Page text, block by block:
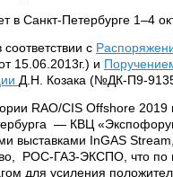
в Санкт-Петербурге 1–4
с
15.06.2013г.) и
Д.Н. Козака (№ДК-П9-9135
RAO/CIS Offshore
— КВЦ
выставками InGAS
РОС-ГАЗ-ЭКСПО, что по
для усиления